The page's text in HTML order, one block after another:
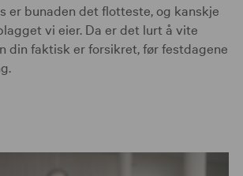
er bunaden det flotteste, og kanskje
vi eier. Da er det lurt å vite
din faktisk er forsikret, før festdagene